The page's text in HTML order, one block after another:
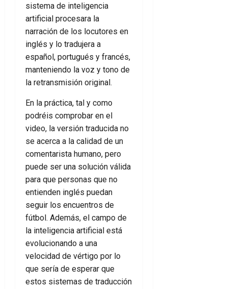
sistema de inteligencia
artificial procesara la
narración de los locutores en
inglés y lo tradujera a
español, portugués y francés,
manteniendo la voz y tono de
la retransmisión original.
En la práctica, tal y como
podréis comprobar en el
video, la versión traducida no
se acerca a la calidad de un
comentarista humano, pero
puede ser una solución válida
para que personas que no
entienden inglés puedan
seguir los encuentros de
fútbol. Además, el campo de
la inteligencia artificial está
evolucionando a una
velocidad de vértigo por lo
que sería de esperar que
estos sistemas de traducción